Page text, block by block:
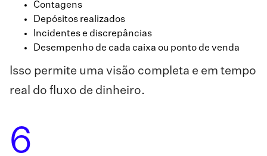
Contagens
Depósitos realizados
Incidentes e discrepâncias
Desempenho de cada caixa ou ponto de venda
Isso permite uma visão completa e em tempo
real do fluxo de dinheiro.
6